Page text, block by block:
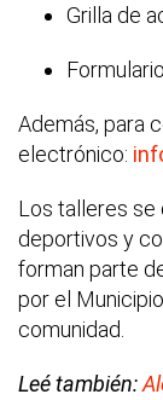
Grilla de
Además, para
electrónico:
Los talleres se
deportivos y
forman parte
por el
comunidad.
Leé también: